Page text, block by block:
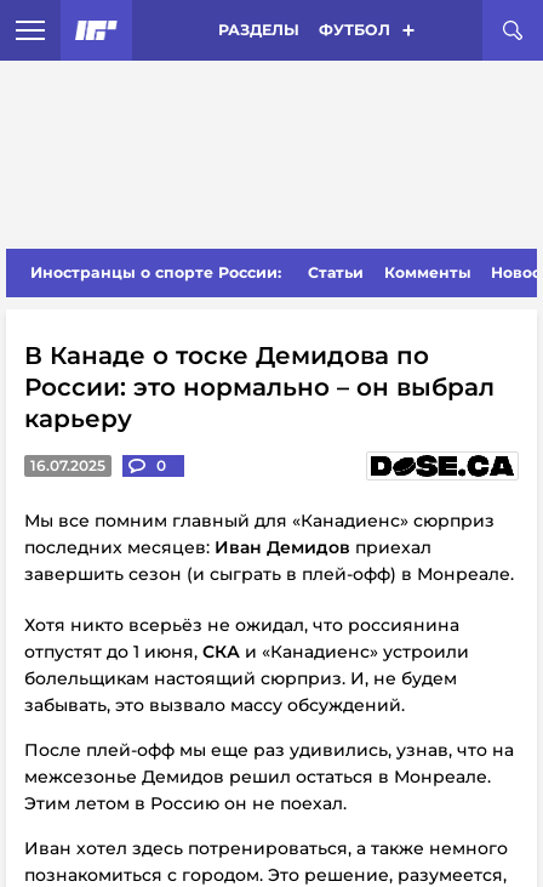
РАЗДЕЛЫ ФУТБОЛ
Иностранцы о спорте России: Статьи Комменты
В Канаде о тоске Демидова по
России: это нормально – он выбрал
карьеру
16.07.2025 0
Мы все помним главный для «Канадиенс» сюрприз
последних месяцев: Иван Демидов приехал
завершить сезон (и сыграть в плей-офф) в Монреале.
Хотя никто всерьёз не ожидал, что россиянина
отпустят до 1 июня, СКА и «Канадиенс» устроили
болельщикам настоящий сюрприз. И, не будем
забывать, это вызвало массу обсуждений.
После плей-офф мы еще раз удивились, узнав, что на
межсезонье Демидов решил остаться в Монреале.
Этим летом в Россию он не поехал.
Иван хотел здесь потренироваться, а также немного
познакомиться с городом. Это решение, разумеется,